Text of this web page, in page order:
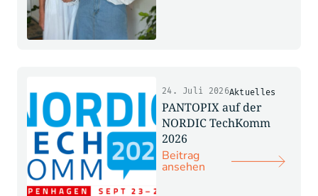
Aktuelles
24. Juli 2026
PANTOPIX auf der
NORDIC TechKomm
2026
Beitrag
ansehen